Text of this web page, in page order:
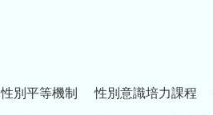
性別平等機制 性別意識培力課程